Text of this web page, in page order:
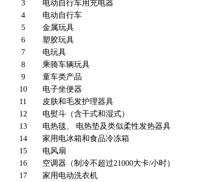
3
电动自行车用充电器
4
电动自行车
5
金属玩具
6
塑胶玩具
7
电玩具
8
乘骑车辆玩具
9
童车类产品
10
电子坐便器
11
皮肤和毛发护理器具
12
电熨斗（含干式和湿式）
13
电热毯、 电热垫及类似柔性发热器具
14
家用电冰箱和食品冷冻箱
15
电风扇
16
空调器（制冷不超过21000大卡/小时）
17
家用电动洗衣机